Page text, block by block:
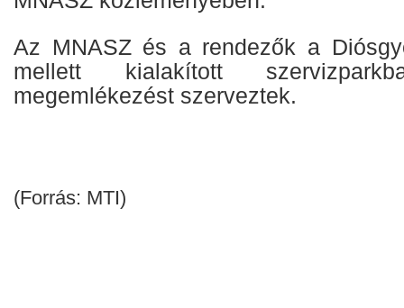
Az MNASZ és a rendezők a
mellett kialakított
megemlékezést szerveztek.
(Forrás: MTI)